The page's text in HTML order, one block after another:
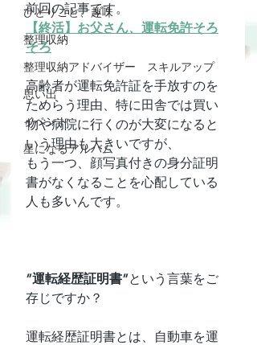
ひとりごと、趣味
整理収納
整理収納アドバイザー スキルアップ
思い出
イベント
星になるアルバム
前回の記事です。
【終活】お父さん、運転免許そろ
そろ
高齢者が運転免許証を手放すのを
ためらう理由、特に田舎では買い
物や病院に行くのが大変になると
いう理由も大きいですが、
もう一つ、顔写真付きの身分証明
書がなくなることを心配している
人も多いんです。
”運転経歴証明書”という言葉をご
存じですか？
運転経歴証明書とは、自動車を運